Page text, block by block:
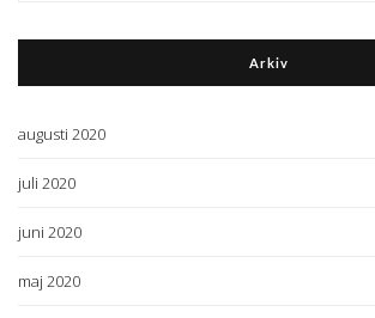
Arkiv
augusti 2020
juli 2020
juni 2020
maj 2020